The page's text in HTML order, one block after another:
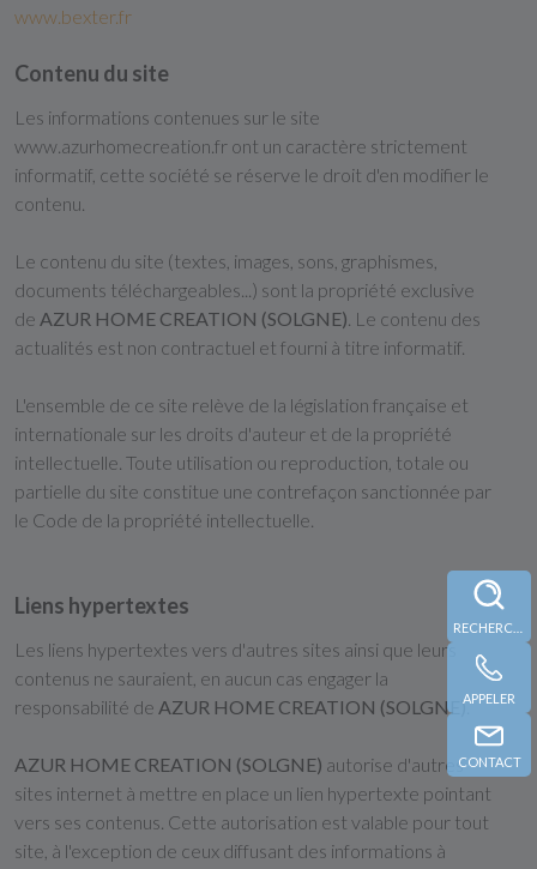
APPELER
CONTACT
www.bexter.fr
Contenu du site
Les informations contenues sur le site
www.azurhomecreation.fr ont un caractère strictement
informatif, cette société se réserve le droit d'en modifier le
contenu.
Le contenu du site (textes, images, sons, graphismes,
documents téléchargeables...) sont la propriété exclusive
de AZUR HOME CREATION (SOLGNE) . Le contenu des
actualités est non contractuel et fourni à titre informatif.
L'ensemble de ce site relève de la législation française et
internationale sur les droits d'auteur et de la propriété
intellectuelle. Toute utilisation ou reproduction, totale ou
partielle du site constitue une contrefaçon sanctionnée par
le Code de la propriété intellectuelle.
Liens hypertextes
Les liens hypertextes vers d'autres sites ainsi que leurs
contenus ne sauraient, en aucun cas engager la
responsabilité de AZUR HOME CREATION (SOLGNE).
AZUR HOME CREATION (SOLGNE) autorise d'autres
sites internet à mettre en place un lien hypertexte pointant
vers ses contenus. Cette autorisation est valable pour tout
site, à l'exception de ceux diffusant des informations à